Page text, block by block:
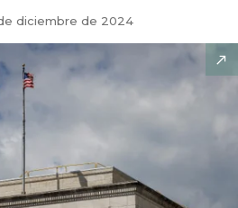
diciembre de 2024